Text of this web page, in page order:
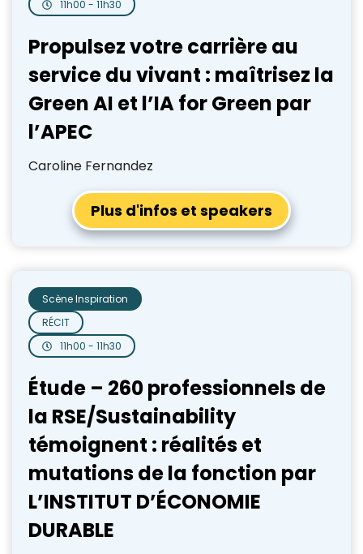
11h00 - 11h30
Propulsez votre carrière au
service du vivant : maîtrisez la
Green AI et l’IA for Green par
l’APEC
Caroline Fernandez
Plus d'infos et speakers
11h00 - 11h30
RÉCIT
Scène Inspiration
Étude – 260 professionnels de
la RSE/Sustainability
témoignent : réalités et
mutations de la fonction par
L’INSTITUT D’ÉCONOMIE
DURABLE